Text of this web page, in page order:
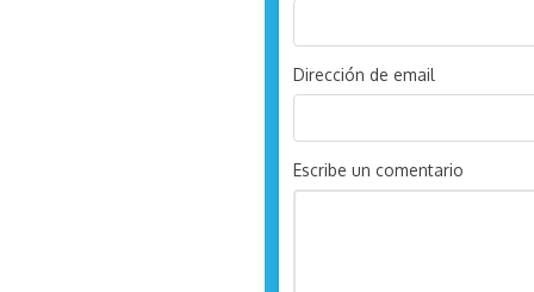
Dirección de email
Escribe un comentario